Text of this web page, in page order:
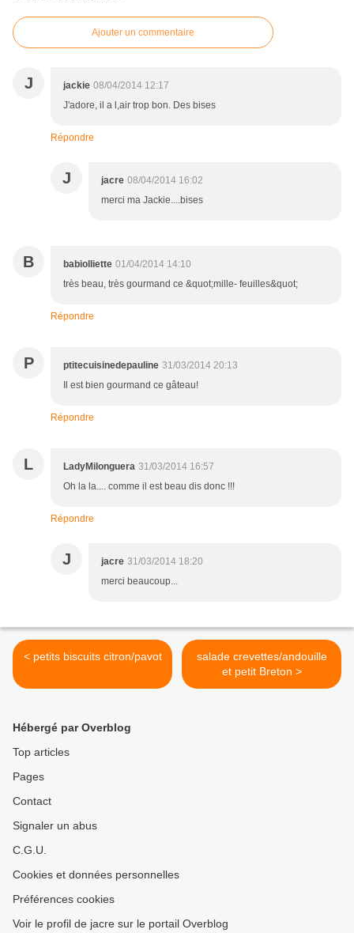
Ajouter un commentaire
J jackie 08/04/2014 12:17
J'adore, il a l,air trop bon. Des bises
Répondre
J jacre 08/04/2014 16:02
merci ma Jackie....bises
B babiolliette 01/04/2014 14:10
très beau, très gourmand ce &quot;mille- feuilles&quot;
Répondre
P ptitecuisinedepauline 31/03/2014 20:13
Il est bien gourmand ce gâteau!
Répondre
L LadyMilonguera 31/03/2014 16:57
Oh la la.... comme il est beau dis donc !!!
Répondre
J jacre 31/03/2014 18:20
merci beaucoup...
< petits biscuits citron/pavot
salade crevettes/andouille
et petit Breton >
Hébergé par Overblog
Top articles
Pages
Contact
Signaler un abus
C.G.U.
Cookies et données personnelles
Préférences cookies
Voir le profil de jacre sur le portail Overblog